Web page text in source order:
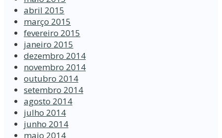
abril 2015
março 2015
fevereiro 2015
janeiro 2015
dezembro 2014
novembro 2014
outubro 2014
setembro 2014
agosto 2014
julho 2014
junho 2014
maio 2014